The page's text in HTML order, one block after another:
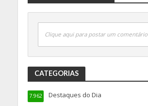
Clique aqui para postar um comentário
CATEGORIAS
Destaques do Dia
7.962